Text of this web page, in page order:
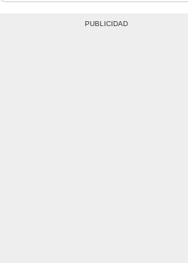
encontrar una aguja en un